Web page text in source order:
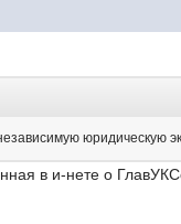
юридическую
в и-нете о